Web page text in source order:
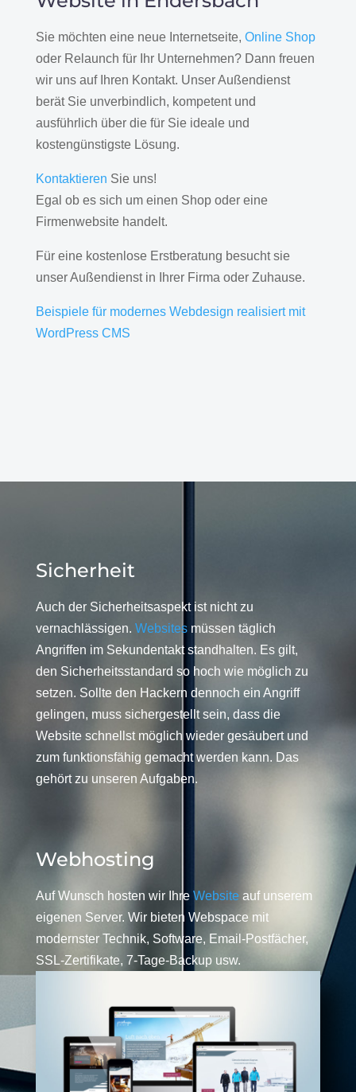
Sie möchten eine neue Internetseite, Online Shop
oder Relaunch für Ihr Unternehmen? Dann freuen
wir uns auf Ihren Kontakt. Unser Außendienst
berät Sie unverbindlich, kompetent und
ausführlich über die für Sie ideale und
kostengünstigste Lösung.
Kontaktieren Sie uns!
Egal ob es sich um einen Shop oder eine
Firmenwebsite handelt.
Für eine kostenlose Erstberatung besucht sie
unser Außendienst in Ihrer Firma oder Zuhause.
Beispiele für modernes Webdesign realisiert mit
WordPress CMS
Sicherheit
Auch der Sicherheitsaspekt ist nicht zu
vernachlässigen. Websitesmüssen täglich
Angriffen im Sekundentakt standhalten. Es gilt,
den Sicherheitsstandard so hoch wie möglich zu
setzen. Sollte den Hackern dennoch ein Angriff
gelingen, muss sichergestellt sein, dass die
Website schnellst möglich wieder gesäubert und
zum funktionsfähig gemacht werden kann. Das
gehört zu unseren Aufgaben.
Webhosting
Auf Wunsch hosten wir Ihre Website auf unserem
eigenen Server. Wir bieten Webspace mit
modernster Technik, Software, Email-Postfächer,
SSL-Zertifikate, 7-Tage-Backup usw.